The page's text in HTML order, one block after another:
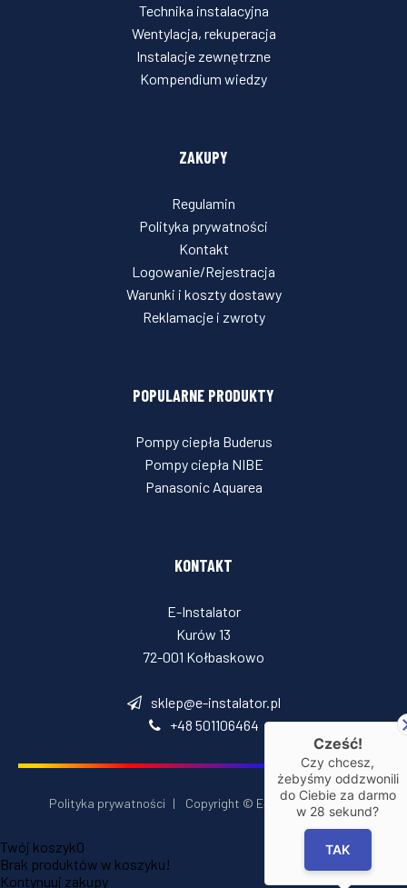
Technika instalacyjna
Wentylacja, rekuperacja
Instalacje zewnętrzne
Kompendium wiedzy
ZAKUPY
Regulamin
Polityka prywatności
Kontakt
Logowanie/Rejestracja
Warunki i koszty dostawy
Reklamacje i zwroty
POPULARNE PRODUKTY
Pompy ciepła Buderus
Pompy ciepła NIBE
Panasonic Aquarea
KONTAKT
E-Instalator
Kurów 13
72-001 Kołbaskowo
sklep@e-instalator.pl
+48 501106464
Polityka prywatności | Copyright © E‑Installator 2026
Twój koszyk0
Brak produktów w koszyku!
Kontynuuj zakupy
Cześć!
Czy chcesz,
żebyśmy oddzwonili
do Ciebie za darmo
w 28 sekund?
TAK